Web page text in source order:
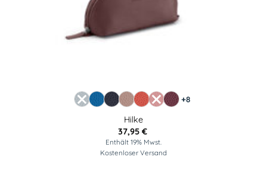
+8
Hilke
37,95 €
Enthält 19% Mwst.
Kostenloser Versand